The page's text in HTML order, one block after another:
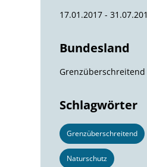
17.01.2017 -
Bundesland
Grenzüberschreitend
Schlagwörter
Grenzüberschreitend
Naturschutz